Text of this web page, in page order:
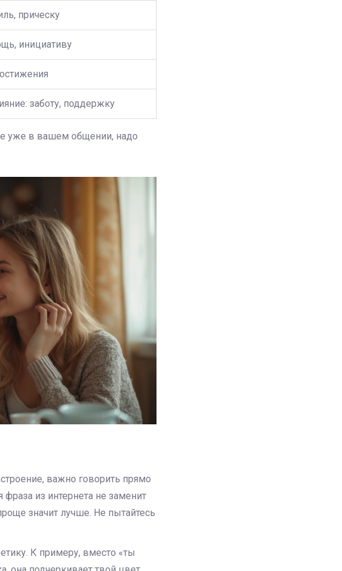
прическу
инициативу
заботу, поддержку
уже в вашем общении, надо
важно говорить прямо
из интернета не заменит
значит лучше. Не пытайтесь
К примеру, вместо «ты